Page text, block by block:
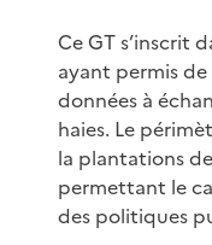
Ce GT s’inscrit
ayant permis
données à
haies. Le
la plantations
permettant le
des politiques